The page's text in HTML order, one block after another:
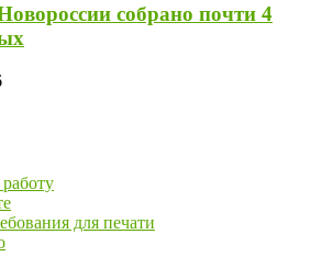
собрано почти 4
для печати